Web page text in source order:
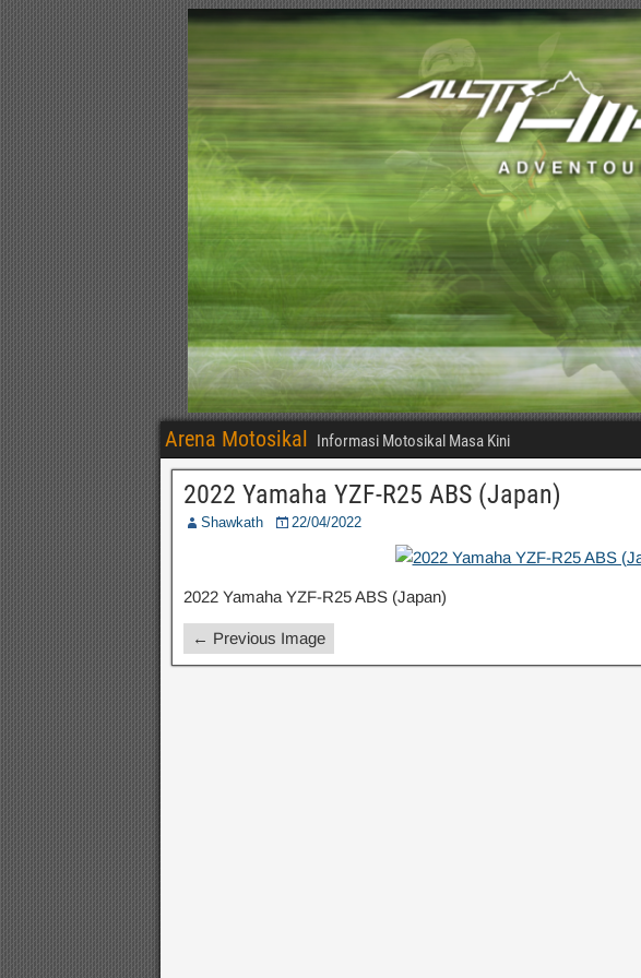
Arena Motosikal Informasi Motosikal Masa Kini
2022 Yamaha YZF-R25 ABS (Japan)
Shawkath 22/04/2022
2022 Yamaha YZF-R25 ABS (Japan)
← Previous Image